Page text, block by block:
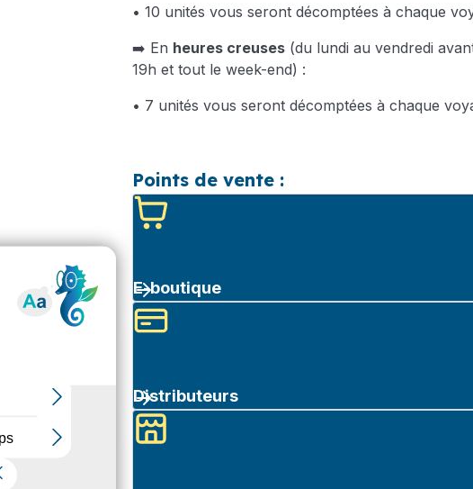
• 10 unités vous seront décomptées à chaque
➡️ En heures creuses (du lundi au vendredi
19h et tout le week-end) :
• 7 unités vous seront décomptées à chaque
Points de vente :
E-boutique
Distributeurs